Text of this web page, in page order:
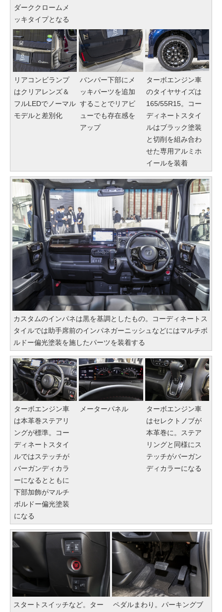
ダーククロームメ
ッキタイプとなる
リアコンビランプ
はクリアレンズ＆
フルLEDでノーマル
モデルと差別化
バンパー下部にメ
ッキパーツを追加
することでリアビ
ューでも存在感を
アップ
ターボエンジン車
のタイヤサイズは
165/55R15。コー
ディネートスタイ
ルはブラック塗装
と切削を組み合わ
せた専用アルミホ
イールを装着
カスタムのインパネは黒を基調としたもの。コーディネートス
タイルでは助手席前のインパネガーニッシュなどにはマルチボ
ルドー偏光塗装を施したパーツを装着する
ターボエンジン車
は本革巻ステアリ
ングが標準。コー
ディネートスタイ
ルではステッチが
バーガンディカラ
ーになるとともに
下部加飾がマルチ
ボルドー偏光塗装
になる
メーターパネル
ターボエンジン車
はセレクトノブが
本革巻に。ステア
リングと同様にス
テッチがバーガン
ディカラーになる
スタートスイッチなど。ター
ペダルまわり。パーキングブ